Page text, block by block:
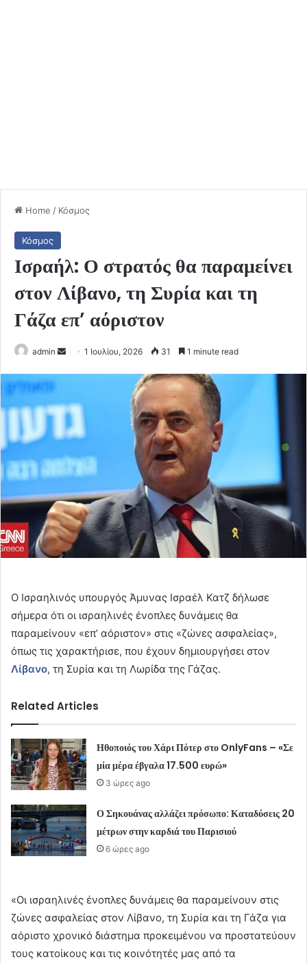
Home / Κόσμος
Κόσμος
Ισραήλ: Ο στρατός θα παραμείνει
στον Λίβανο, τη Συρία και τη
Γάζα επ’ αόριστον
admin
Send1 Ιουλίου, 2026 31 1 minute read
Ο Ισραηλινός υπουργός Άμυνας Ισραέλ Κατζ δήλωσε
σήμερα ότι οι ισραηλινές ένοπλες δυνάμεις θα
παραμείνουν «επ’ αόριστον» στις «ζώνες ασφαλείας»,
όπως τις χαρακτήρισε, που έχουν δημιουργήσει στον
Λίβανο, τη Συρία και τη Λωρίδα της Γάζας.
Related Articles
Ηθοποιός του Χάρι Πότερ στο OnlyFans – «Σε
μία μέρα έβγαλα 17.500 ευρώ»
3 ώρες ago
Ο Σηκουάνας αλλάζει πρόσωπο: Καταδύσεις 20
μέτρων στην καρδιά του Παρισιού
6 ώρες ago
«Οι ισραηλινές ένοπλες δυνάμεις θα παραμείνουν στις
ζώνες ασφαλείας στον Λίβανο, τη Συρία και τη Γάζα για
αόριστο χρονικό διάστημα προκειμένου να προστατεύουν
τους κατοίκους και τις κοινότητές μας από τα